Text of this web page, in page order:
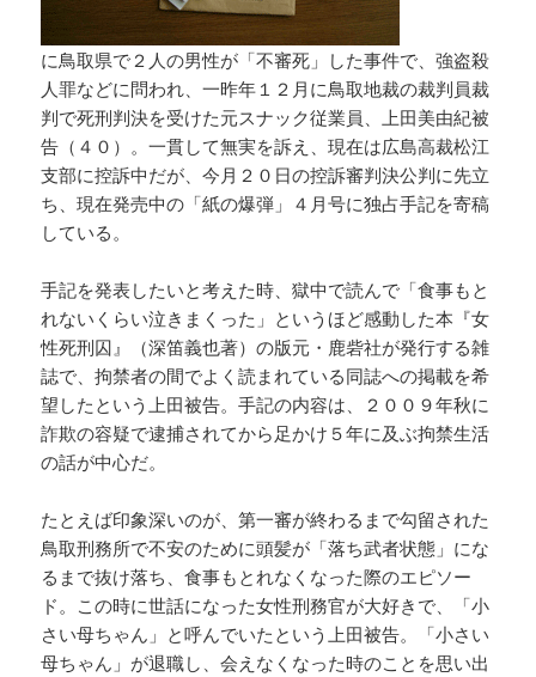
に鳥取県で２人の男性が「不審死」した事件で、強盗殺
人罪などに問われ、一昨年１２月に鳥取地裁の裁判員裁
判で死刑判決を受けた元スナック従業員、上田美由紀被
告（４０）。一貫して無実を訴え、現在は広島高裁松江
支部に控訴中だが、今月２０日の控訴審判決公判に先立
ち、現在発売中の「紙の爆弾」４月号に独占手記を寄稿
している。
手記を発表したいと考えた時、獄中で読んで「食事もと
れないくらい泣きまくった」というほど感動した本『女
性死刑囚』（深笛義也著）の版元・鹿砦社が発行する雑
誌で、拘禁者の間でよく読まれている同誌への掲載を希
望したという上田被告。手記の内容は、２００９年秋に
詐欺の容疑で逮捕されてから足かけ５年に及ぶ拘禁生活
の話が中心だ。
たとえば印象深いのが、第一審が終わるまで勾留された
鳥取刑務所で不安のために頭髪が「落ち武者状態」にな
るまで抜け落ち、食事もとれなくなった際のエピソー
ド。この時に世話になった女性刑務官が大好きで、「小
さい母ちゃん」と呼んでいたという上田被告。「小さい
母ちゃん」が退職し、会えなくなった時のことを思い出